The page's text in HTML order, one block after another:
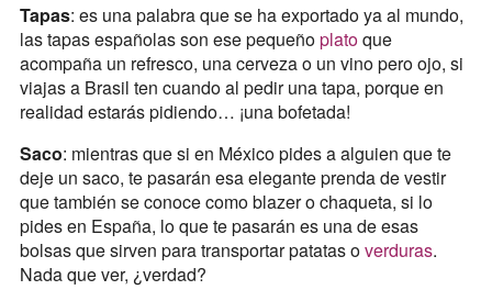
Tapas: es una palabra que se ha exportado ya al mundo,
las tapas españolas son ese pequeñoplatoque
acompaña un refresco, una cerveza o un vino pero ojo, si
viajas a Brasil ten cuando al pedir una tapa, porque en
realidad estarás pidiendo… ¡una bofetada!
Saco: mientras que si en México pides a alguien que te
deje un saco, te pasarán esa elegante prenda de vestir
que también se conoce como blazer o chaqueta, si lo
pides en España, lo que te pasarán es una de esas
bolsas que sirven para transportar patatas overduras.
Nada que ver, ¿verdad?